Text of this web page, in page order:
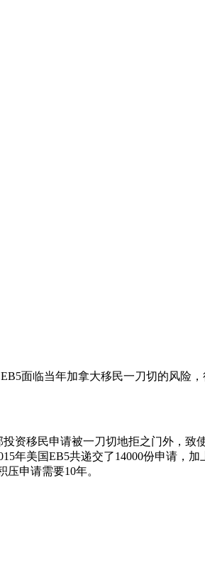
面临当年加拿大移民一刀切的风险
资移民申请被一刀切地拒之门外，
年美国EB5共递交了14000份申请，
申请需要10年。